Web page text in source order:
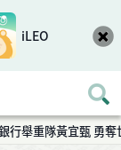
iLEO
行舉重隊黃宜甄 勇